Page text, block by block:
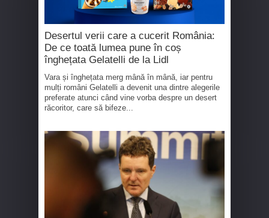
Desertul verii care a cucerit România:
De ce toată lumea pune în coș
înghețata Gelatelli de la Lidl
Vara și înghețata merg mână în mână, iar pentru
mulți români Gelatelli a devenit una dintre alegerile
preferate atunci când vine vorba despre un desert
răcoritor, care să bifeze...